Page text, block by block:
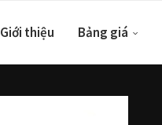
Giới thiệu Bảng giá